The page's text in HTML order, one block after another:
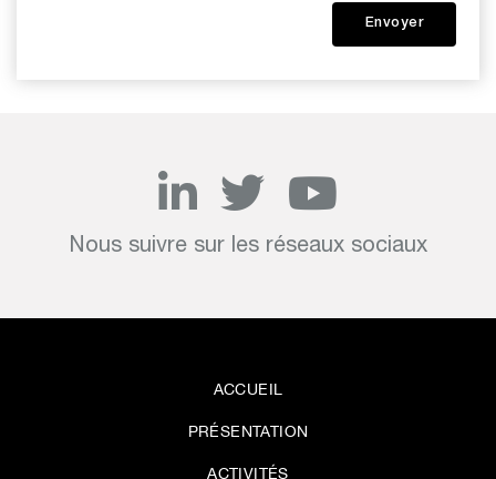
Nous suivre sur les réseaux sociaux
ACCUEIL
PRÉSENTATION
ACTIVITÉS